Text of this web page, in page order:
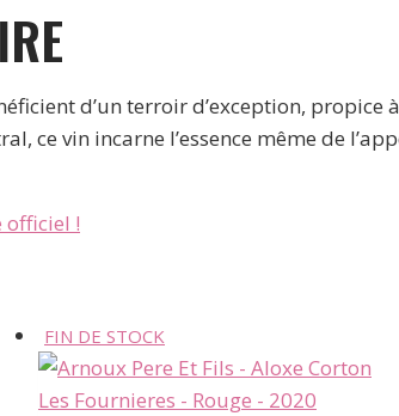
d’un terroir d’exception,
ce vin incarne l’essence même de
officiel !
FIN DE STOCK